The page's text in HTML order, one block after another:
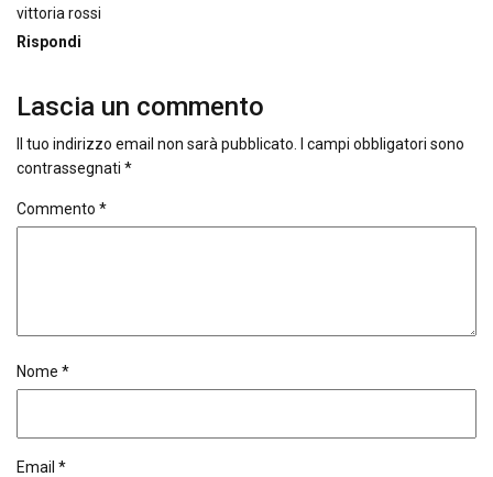
vittoria rossi
Rispondi
Lascia un commento
Il tuo indirizzo email non sarà pubblicato.
I campi obbligatori sono
contrassegnati *
Commento *
Nome *
Email *